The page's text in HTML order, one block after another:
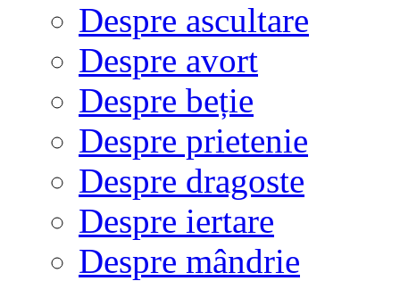
Despre ascultare
Despre avort
Despre beție
Despre prietenie
Despre dragoste
Despre iertare
Despre mândrie